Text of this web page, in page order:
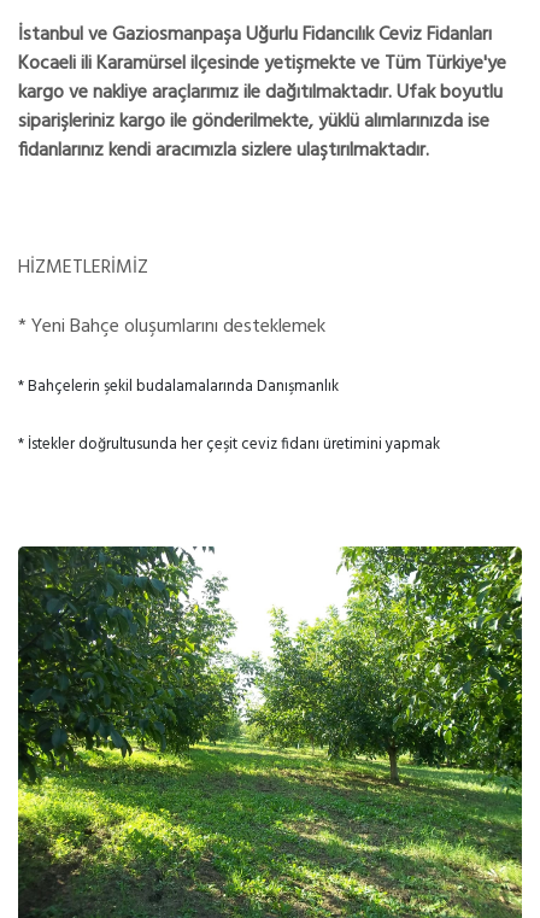
İstanbul ve Gaziosmanpaşa Uğurlu Fidancılık Ceviz Fidanları
Kocaeli ili Karamürsel ilçesinde yetişmekte ve Tüm Türkiye'ye
kargo ve nakliye araçlarımız ile dağıtılmaktadır. Ufak boyutlu
siparişleriniz kargo ile gönderilmekte, yüklü alımlarınızda ise
fidanlarınız kendi aracımızla sizlere ulaştırılmaktadır.
HİZMETLERİMİZ
* Yeni Bahçe oluşumlarını desteklemek
* Bahçelerin şekil budalamalarında Danışmanlık
* İstekler doğrultusunda her çeşit ceviz fidanı üretimini yapmak